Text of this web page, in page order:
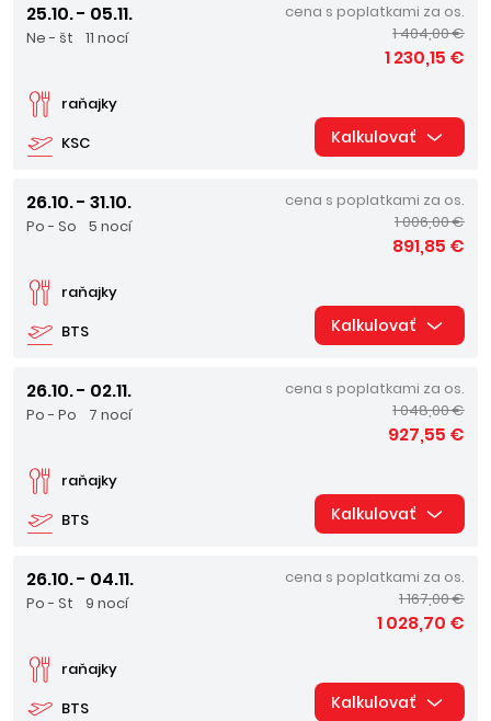
25.10. - 05.11.
Ne - št 11 nocí
KSC
raňajky
cena s poplatkami za os.
1 404,00 €
1 230,15 €
Kalkulovať
26.10. - 31.10.
Po - So 5 nocí
BTS
raňajky
cena s poplatkami za os.
1 006,00 €
891,85 €
Kalkulovať
26.10. - 02.11.
Po - Po 7 nocí
BTS
raňajky
cena s poplatkami za os.
1 048,00 €
927,55 €
Kalkulovať
26.10. - 04.11.
Po - St 9 nocí
BTS
raňajky
cena s poplatkami za os.
1 167,00 €
1 028,70 €
Kalkulovať